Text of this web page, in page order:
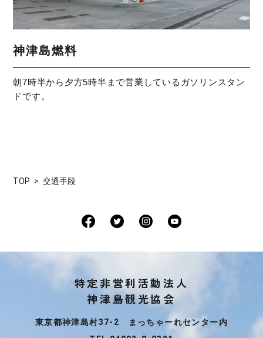
神津島燃料
朝7時半から夕方5時半まで営業しているガソリンスタン
ドです。
TOP 交通手段
特定非営利活動法人
神津島観光協会
東京都神津島村37-2 まっちゃーれセンター内